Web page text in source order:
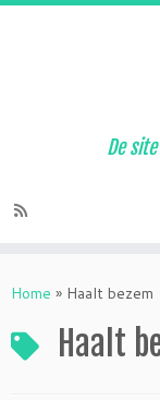
naar
De
Home » Haalt bezem
Haalt